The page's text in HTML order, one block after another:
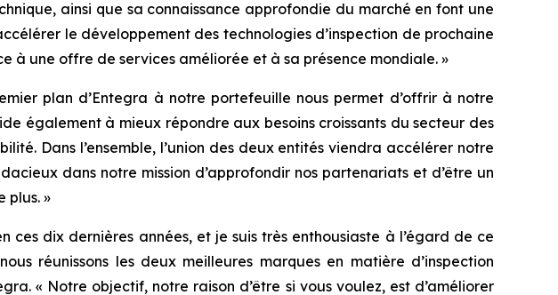
ainsi que sa connaissance approfondie du marché en font une
le développement des technologies d’inspection de prochaine
à une offre de services améliorée et à sa présence mondiale. »
plan d’Entegra à notre portefeuille nous permet d’offrir à notre
également à mieux répondre aux besoins croissants du secteur des
Dans l’ensemble, l’union des deux entités viendra accélérer notre
dans notre mission d’approfondir nos partenariats et d’être un
plus. »
ces dix dernières années, et je suis très enthousiaste à l’égard de ce
réunissons les deux meilleures marques en matière d’inspection
« Notre objectif, notre raison d’être si vous voulez, est d’améliorer